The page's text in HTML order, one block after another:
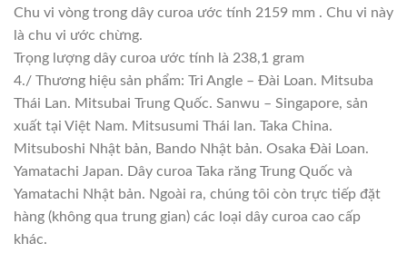
Chu vi vòng trong dây curoa ước tính 2159 mm . Chu vi này
là chu vi ước chừng.
Trọng lượng dây curoa ước tính là 238,1 gram
4./ Thương hiệu sản phẩm: Tri Angle – Đài Loan. Mitsuba
Thái Lan. Mitsubai Trung Quốc. Sanwu – Singapore, sản
xuất tại Việt Nam. Mitsusumi Thái lan. Taka China.
Mitsuboshi Nhật bản, Bando Nhật bản. Osaka Đài Loan.
Yamatachi Japan. Dây curoa Taka răng Trung Quốc và
Yamatachi Nhật bản. Ngoài ra, chúng tôi còn trực tiếp đặt
hàng (không qua trung gian) các loại dây curoa cao cấp
khác.